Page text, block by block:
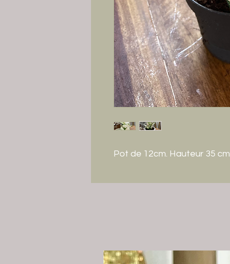
Pot de 12cm. Hauteur 35 cm